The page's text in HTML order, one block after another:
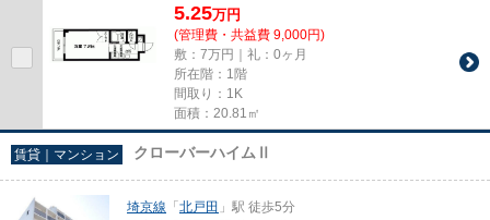
5.25万円
(管理費・共益費 9,000円)
敷：7万円｜礼：0ヶ月
所在階：1階
間取り：1K
面積：20.81㎡
賃貸｜マンション クローバーハイムⅡ
埼京線 「 北戸田 」駅 徒歩5分